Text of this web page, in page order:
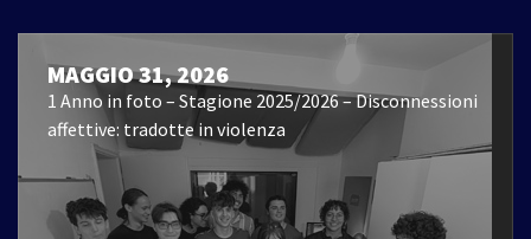
MAGGIO 31, 2026
1 Anno in foto – Stagione 2025/2026 – Disconnessioni
affettive: tradotte in violenza